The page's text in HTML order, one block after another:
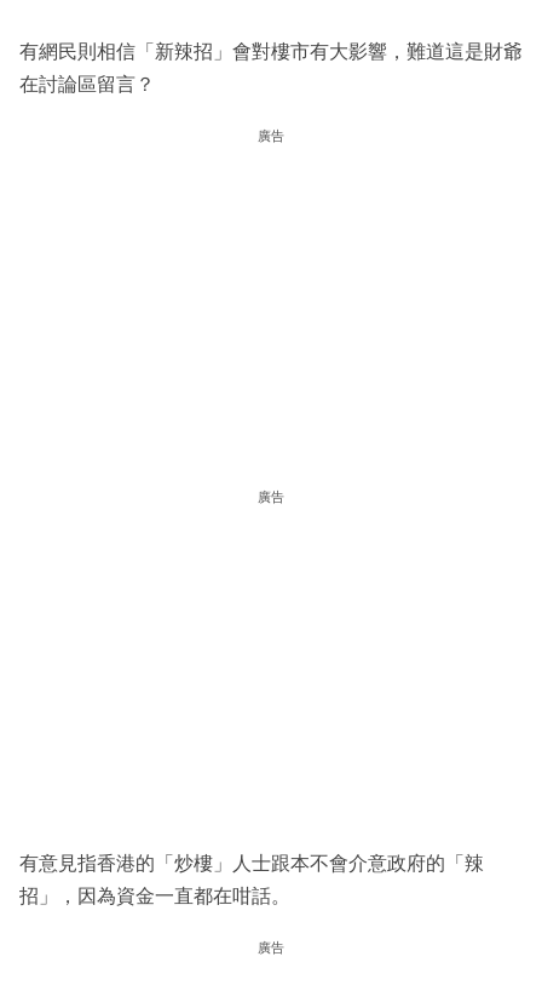
有網民則相信「新辣招」會對樓市有大影響，難道這是財爺
在討論區留言？
廣告
廣告
有意見指香港的「炒樓」人士跟本不會介意政府的「辣
招」，因為資金一直都在咁話。
廣告